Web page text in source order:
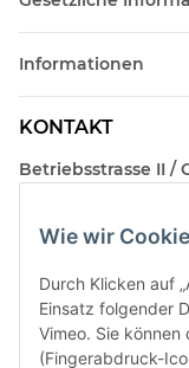
Wie wir
Durch Klicken auf
Einsatz folgender
Vimeo. Sie
(Fingerabdruck-
Informationen
KONTAKT
Betriebsstrasse II /
Kontakt